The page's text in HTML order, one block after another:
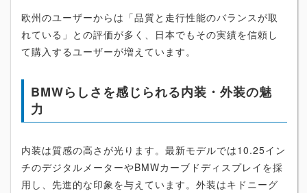
欧州のユーザーからは「品質と走行性能のバランスが取
れている」との評価が多く、日本でもその実績を信頼し
て購入するユーザーが増えています。
BMWらしさを感じられる内装・外装の魅
力
内装は質感の高さが光ります。最新モデルでは10.25イン
チのデジタルメーターやBMWカーブドディスプレイを採
用し、先進的な印象を与えています。外装はキドニーグ